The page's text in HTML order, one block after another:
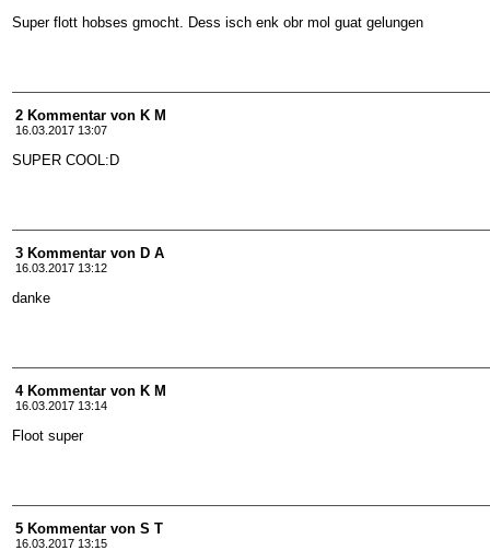
Super flott hobses gmocht. Dess isch enk obr mol guat gelungen
2 Kommentar von K M
16.03.2017 13:07
SUPER COOL:D
3 Kommentar von D A
16.03.2017 13:12
danke
4 Kommentar von K M
16.03.2017 13:14
Floot super
5 Kommentar von S T
16.03.2017 13:15